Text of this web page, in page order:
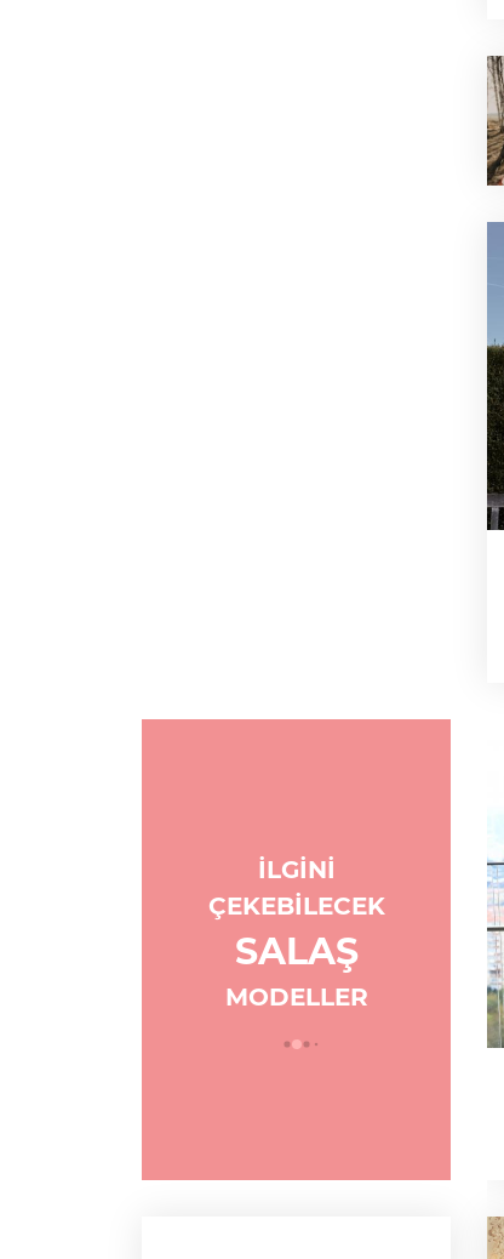
İLGİNİ
ÇEKEBİLECEK
SALAŞ
MODELLER